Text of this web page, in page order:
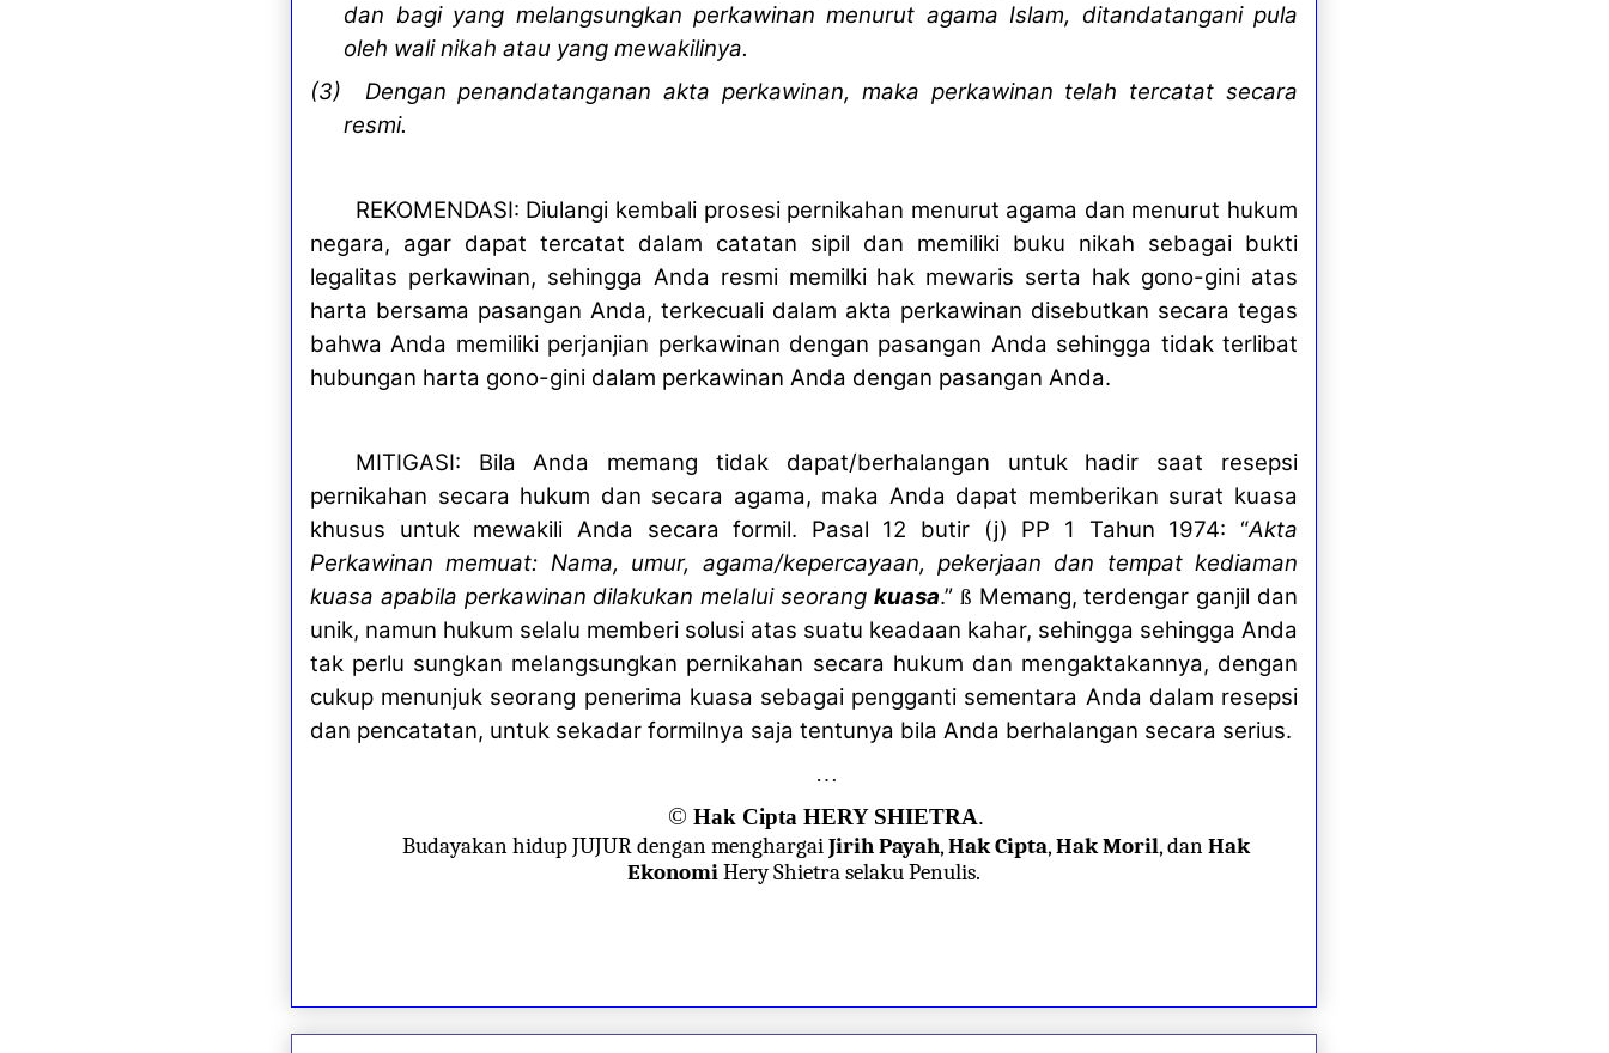
dan bagi yang melangsungkan perkawinan menurut agama Islam, ditandatangani pula
oleh wali nikah atau yang mewakilinya.
(3) Dengan penandatanganan akta perkawinan, maka perkawinan telah tercatat secara
resmi.
REKOMENDASI: Diulangi kembali prosesi pernikahan menurut agama dan menurut hukum
negara, agar dapat tercatat dalam catatan sipil dan memiliki buku nikah sebagai bukti
legalitas perkawinan, sehingga Anda resmi memilki hak mewaris serta hak gono-gini atas
harta bersama pasangan Anda, terkecuali dalam akta perkawinan disebutkan secara tegas
bahwa Anda memiliki perjanjian perkawinan dengan pasangan Anda sehingga tidak terlibat
hubungan harta gono-gini dalam perkawinan Anda dengan pasangan Anda.
MITIGASI: Bila Anda memang tidak dapat/berhalangan untuk hadir saat resepsi
pernikahan secara hukum dan secara agama, maka Anda dapat memberikan surat kuasa
khusus untuk mewakili Anda secara formil. Pasal 12 butir (j) PP 1 Tahun 1974: “Akta
Perkawinan memuat: Nama, umur, agama/kepercayaan, pekerjaan dan tempat kediaman
kuasa apabila perkawinan dilakukan melalui seorang kuasa.” ß Memang, terdengar ganjil dan
unik, namun hukum selalu memberi solusi atas suatu keadaan kahar, sehingga sehingga Anda
tak perlu sungkan melangsungkan pernikahan secara hukum dan mengaktakannya, dengan
cukup menunjuk seorang penerima kuasa sebagai pengganti sementara Anda dalam resepsi
dan pencatatan, untuk sekadar formilnya saja tentunya bila Anda berhalangan secara serius.
…
©Hak Cipta HERY SHIETRA.
Budayakan hidup JUJUR dengan menghargaiJirih Payah,Hak Cipta,Hak Moril, danHak
EkonomiHery Shietra selaku Penulis.